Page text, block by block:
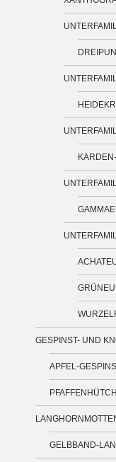
GESPINST- UND
APFEL-
GELBBAND-